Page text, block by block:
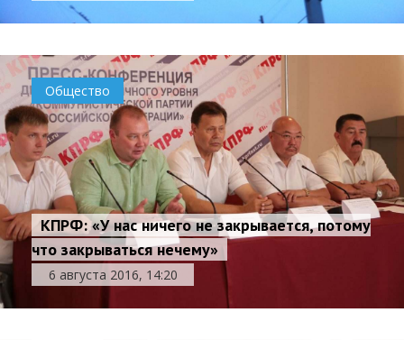
Общество
КПРФ: «У нас ничего не закрывается, потому
что закрываться нечему»
6 августа 2016, 14:20